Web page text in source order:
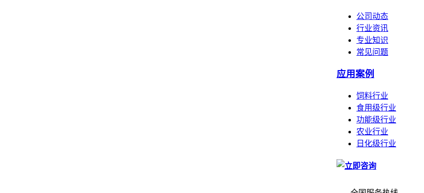
公司动态
行业资讯
专业知识
常见问题
应用案例
饲料行业
食用级行业
功能级行业
农业行业
日化级行业